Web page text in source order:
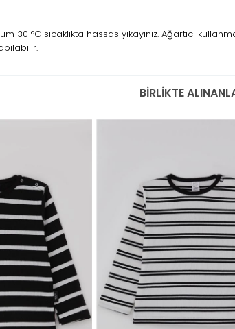
30 °C sıcaklıkta hassas yıkayınız. Ağartıcı